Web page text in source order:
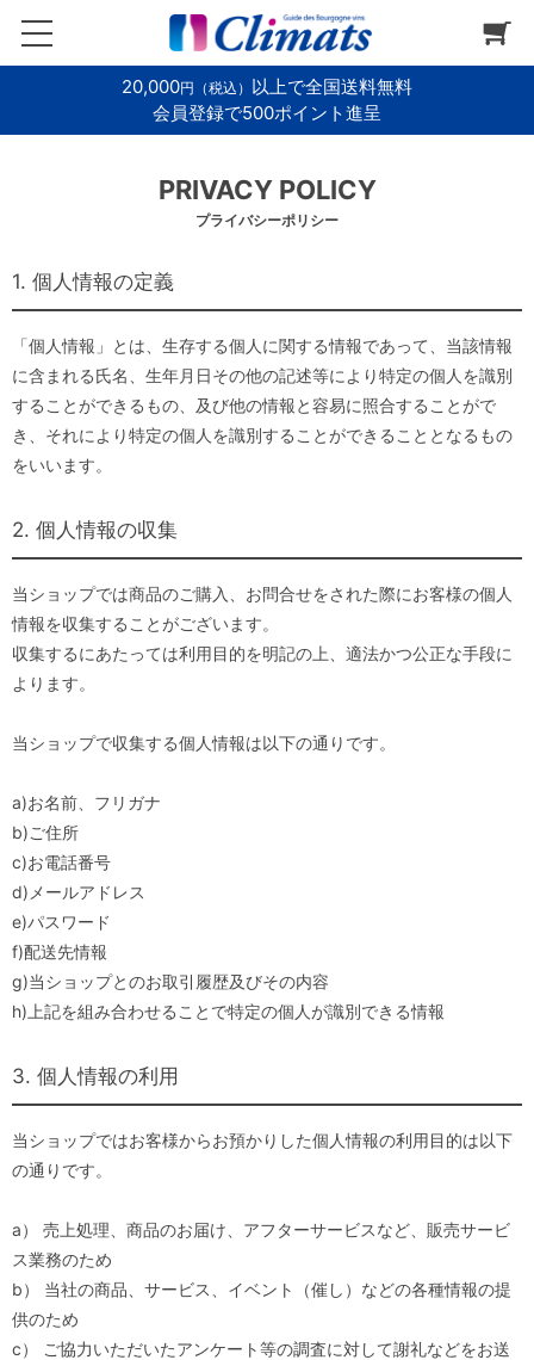
20,000円（税込） 以上で全国送料無料
会員登録で500ポイント進呈
PRIVACY POLICY
プライバシーポリシー
1. 個人情報の定義
「個人情報」とは、生存する個人に関する情報であって、当該情報
に含まれる氏名、生年月日その他の記述等により特定の個人を識別
することができるもの、及び他の情報と容易に照合することがで
き、それにより特定の個人を識別することができることとなるもの
をいいます。
2. 個人情報の収集
当ショップでは商品のご購入、お問合せをされた際にお客様の個人
情報を収集することがございます。
収集するにあたっては利用目的を明記の上、適法かつ公正な手段に
よります。
当ショップで収集する個人情報は以下の通りです。
a)お名前、フリガナ
b)ご住所
c)お電話番号
d)メールアドレス
e)パスワード
f)配送先情報
g)当ショップとのお取引履歴及びその内容
h)上記を組み合わせることで特定の個人が識別できる情報
3. 個人情報の利用
当ショップではお客様からお預かりした個人情報の利用目的は以下
の通りです。
a） 売上処理、商品のお届け、アフターサービスなど、販売サービ
ス業務のため
b） 当社の商品、サービス、イベント（催し）などの各種情報の提
供のため
c） ご協力いただいたアンケート等の調査に対して謝礼などをお送